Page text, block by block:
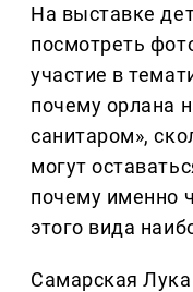
На выставке
посмотреть
участие в
почему орлана
санитаром»,
могут
почему именно
этого вида
Самарская